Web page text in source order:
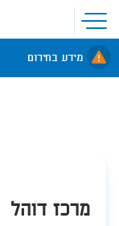
סגירת
תפריט
אתר
מידע בחירום
מרכז דוהל